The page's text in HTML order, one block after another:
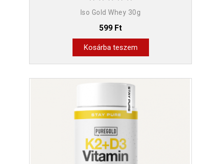
Iso Gold Whey 30g
599 Ft
Kosárba teszem